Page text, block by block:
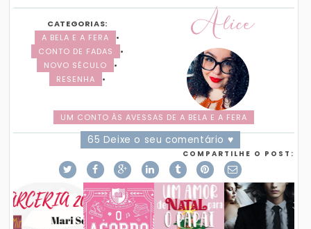
Alice
CATEGORIAS:
A BELA E A FERA
•
CONTO DE FADAS
•
NOVO SÉCULO
•
RESENHA
•
UM CONTO ÀS AVESSAS DE A BELA E A FERA
65 Deixe o seu comentário ♥
COMPARTILHE O POST: